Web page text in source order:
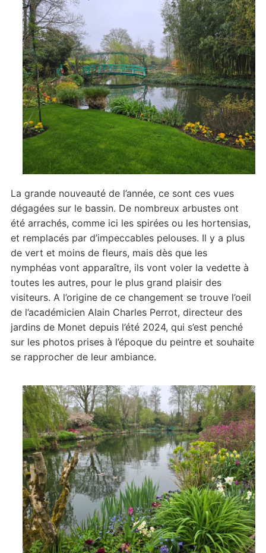
La grande nouveauté de l’année, ce sont ces vues
dégagées sur le bassin. De nombreux arbustes ont
été arrachés, comme ici les spirées ou les hortensias,
et remplacés par d’impeccables pelouses. Il y a plus
de vert et moins de fleurs, mais dès que les
nymphéas vont apparaître, ils vont voler la vedette à
toutes les autres, pour le plus grand plaisir des
visiteurs. A l’origine de ce changement se trouve l’oeil
de l’académicien Alain Charles Perrot, directeur des
jardins de Monet depuis l’été 2024, qui s’est penché
sur les photos prises à l’époque du peintre et souhaite
se rapprocher de leur ambiance.